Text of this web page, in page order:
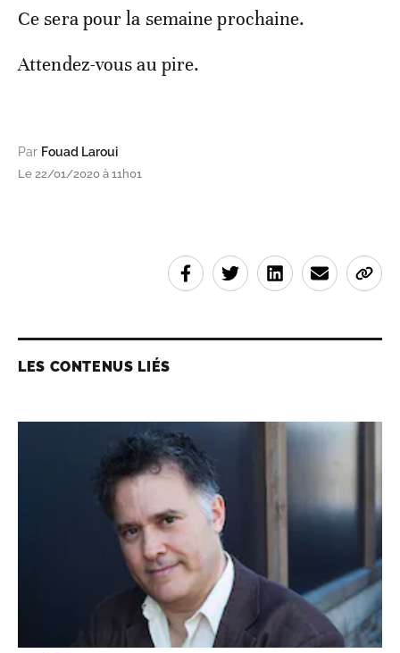
Ce sera pour la semaine prochaine.
Attendez-vous au pire.
Par Fouad Laroui
Le 22/01/2020 à 11h01
LES CONTENUS LIÉS